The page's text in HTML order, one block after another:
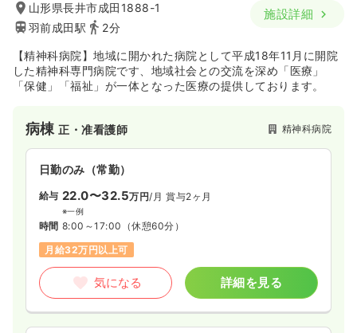
山形県長井市成田1888-1
羽前成田駅
2分
施設詳細
【精神科病院】地域に開かれた病院として平成18年11月に開院
した精神科専門病院です、地域社会との交流を深め「医療」
「保健」「福祉」が一体となった医療の提供しております。
病棟正・准看護師 精神科病院
日勤のみ（常勤）
給与 22.0〜32.5万円/月 賞与2ヶ月
※一例
時間 8:00～17:00 （休憩60分）
月給32万円以上可
気になる 詳細を見る